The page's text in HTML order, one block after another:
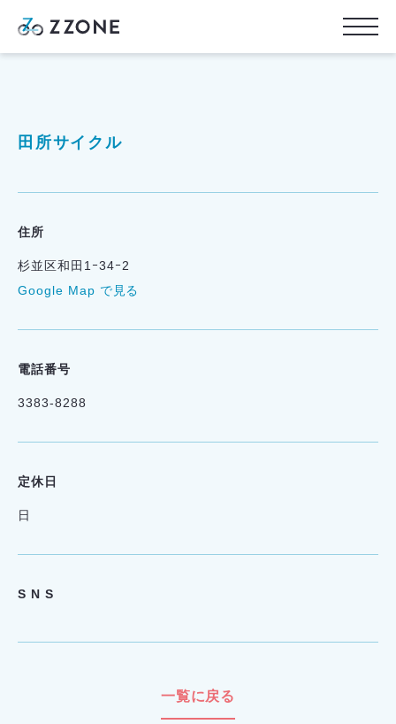
田所サイクル
住所
杉並区和田1ｰ34ｰ2
Google Map で見る
電話番号
3383-8288
定休日
日
S N S
一覧に戻る